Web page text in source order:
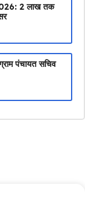
₹2 लाख तक
पंचायत सचिव